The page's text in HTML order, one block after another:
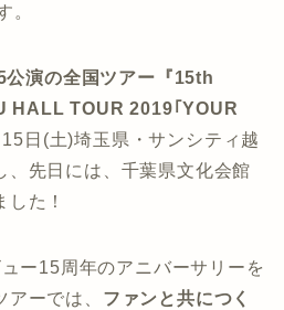
。
公演の全国ツアー『15th
HALL TOUR 2019｢YOUR
15日(土)埼玉県・サンシティ越
、先日には、千葉県文化会館
た！
ー15周年のアニバーサリーを
ーでは、 ファンと共につく